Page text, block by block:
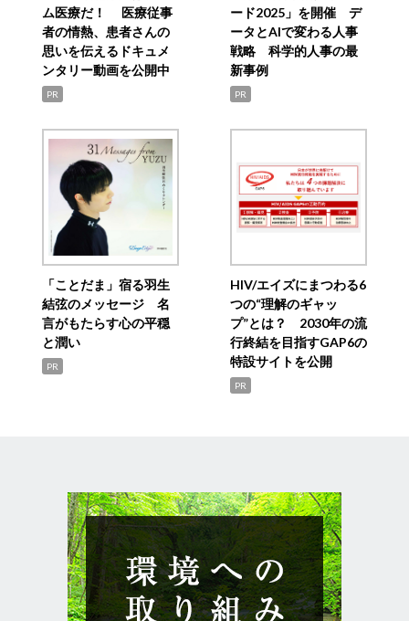
ム医療だ！ 医療従事
者の情熱、患者さんの
思いを伝えるドキュメ
ンタリー動画を公開中
PR
ード2025」を開催 デ
ータとAIで変わる人事
戦略 科学的人事の最
新事例
PR
「ことだま」宿る羽生
結弦のメッセージ 名
言がもたらす心の平穏
と潤い
PR
HIV/エイズにまつわる6
つの“理解のギャッ
プ”とは？ 2030年の流
行終結を目指すGAP6の
特設サイトを公開
PR